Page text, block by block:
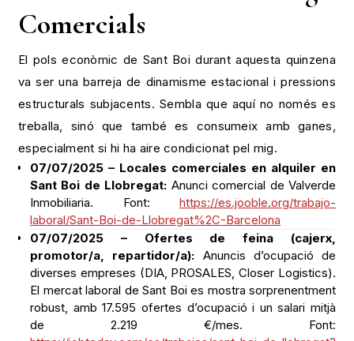
El pols econòmic de Sant Boi durant aquesta quinzena
estructurals subjacents. Sembla que aquí no només es
treballa, sinó que també es consumeix amb ganes,
especialment si hi ha aire condicionat pel mig.
07/07/2025 – Locales comerciales en alquiler en
Sant Boi de Llobregat:Anunci comercial de Valverde
Inmobiliaria. Font:
https://es.jooble.org/trabajo-
laboral/Sant-Boi-de-Llobregat%2C-Barcelona
07/07/2025 – Ofertes de feina (cajerx,
promotor/a, repartidor/a):Anuncis d’ocupació de
diverses empreses (DIA, PROSALES, Closer Logistics).
El mercat laboral de Sant Boi es mostra sorprenentment
robust, amb 17.595 ofertes d’ocupació i un salari mitjà
de 2.219 €/mes. Font:
https://jobtoday.com/es/trabajos/sant-boi-de-llobregat?
page=2
14/07/2025 – Apropem els productes locals a les